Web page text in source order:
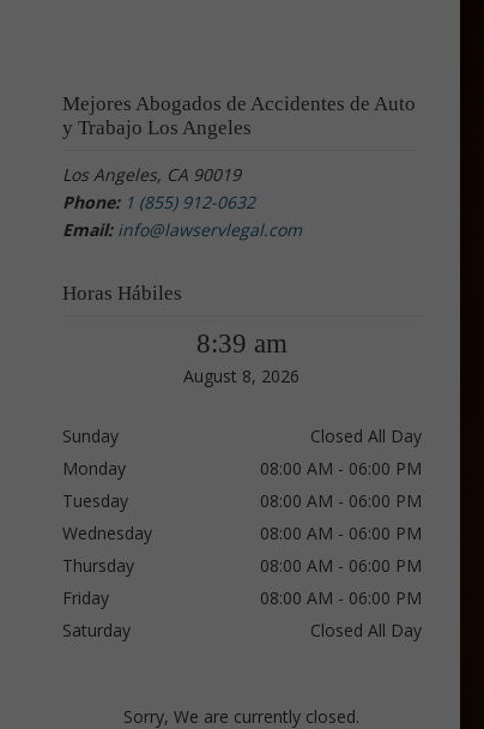
Mejores Abogados de Accidentes de Auto
y Trabajo Los Angeles
Los Angeles, CA 90019
Phone: 1 (855) 912-0632
Email: info@lawservlegal.com
Horas Hábiles
8:39 am
August 8, 2026
Sunday
Closed All Day
Monday
08:00 AM - 06:00 PM
Tuesday
08:00 AM - 06:00 PM
Wednesday
08:00 AM - 06:00 PM
Thursday
08:00 AM - 06:00 PM
Friday
08:00 AM - 06:00 PM
Saturday
Closed All Day
Sorry, We are currently closed.